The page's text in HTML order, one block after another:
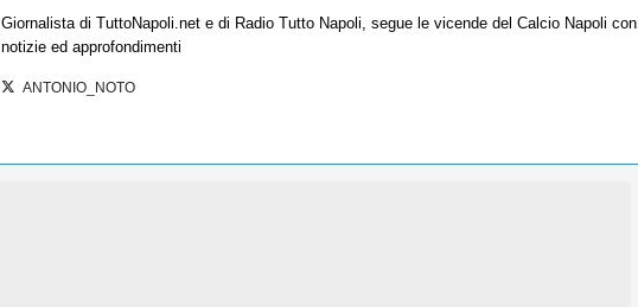
Giornalista di TuttoNapoli.net e di Radio Tutto Napoli, segue le vicende del Calcio Napoli con
notizie ed approfondimenti
ANTONIO_NOTO